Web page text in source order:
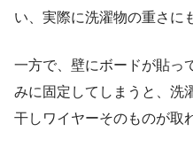
い、実際に洗濯物の重さに
一方で、壁にボードが貼っ
みに固定してしまうと、洗
干しワイヤーそのものが取